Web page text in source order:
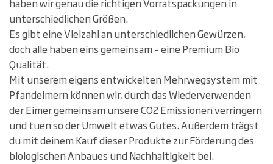
haben wir genau die richtigen Vorratspackungen in
unterschiedlichen Größen.
Es gibt eine Vielzahl an unterschiedlichen Gewürzen,
doch alle haben eins gemeinsam – eine Premium Bio
Qualität.
Mit unserem eigens entwickelten Mehrwegsystem mit
Pfandeimern können wir, durch das Wiederverwenden
der Eimer gemeinsam unsere CO2 Emissionen verringern
und tuen so der Umwelt etwas Gutes. Außerdem trägst
du mit deinem Kauf dieser Produkte zur Förderung des
biologischen Anbaues und Nachhaltigkeit bei.